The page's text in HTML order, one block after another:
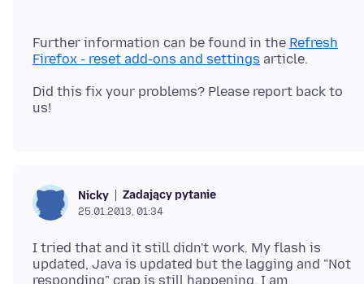
Further information can be found in the Refresh
Firefox - reset add-ons and settings
Did this fix your problems? Please report back to
Nicky Zadający pytanie
25.01.2013, 01:34
I tried that and it still didn't work. My flash is
updated, Java is updated but the lagging and "Not
responding" crap is still happening. I am